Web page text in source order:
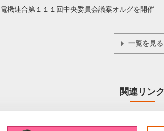
電機連合第１１１回中央委員会議案オルグを開催
一覧を見る
関連リンク